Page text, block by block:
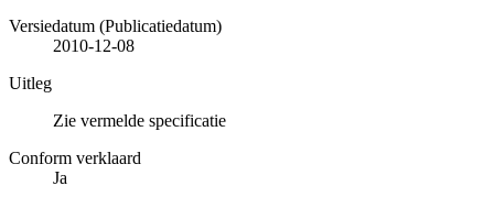
Versiedatum (Publicatiedatum)
2010-12-08
Uitleg
Zie vermelde specificatie
Conform verklaard
Ja